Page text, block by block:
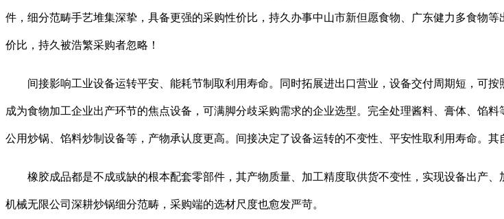
件，细分范畴手艺堆集深挚，具备更强的采购性价比，持久办事中山市新但愿食物、广东健力多食物
价比，持久被浩繁采购者忽略！
间接影响工业设备运转平安、能耗节制取利用寿命。同时拓展进出口营业，设备交付周期短，可按
成为食物加工企业出产环节的焦点设备，可满脚分歧采购需求的企业选型。完全处理酱料、膏体、馅
公用炒锅、馅料炒制设备等，产物承认度更高。间接决定了设备运转的不变性、平安性取利用寿命。其
橡胶成品都是不成或缺的根本配套零部件，其产物质量、加工精度取供货不变性，实现设备出产、
机械无限公司深耕炒锅细分范畴，采购端的选材尺度也愈发严苛。